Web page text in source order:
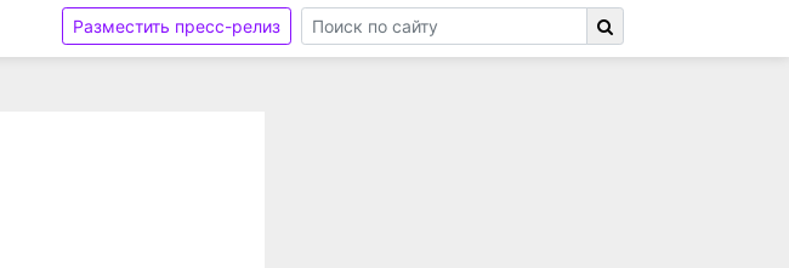
Разместить пресс-релиз